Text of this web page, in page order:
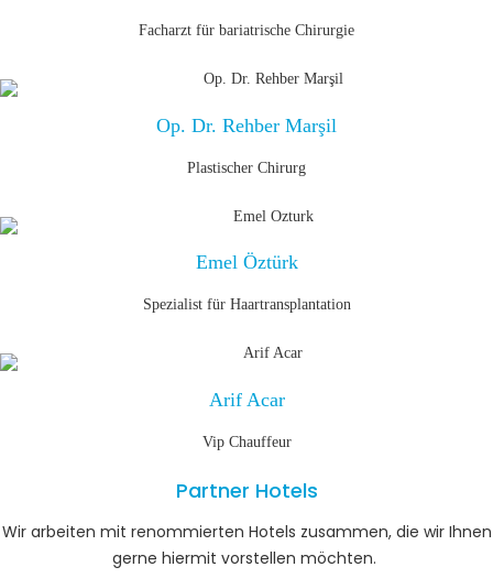
Facharzt für bariatrische Chirurgie
Op. Dr. Rehber Marşil
Plastischer Chirurg
Emel Öztürk
Spezialist für Haartransplantation
Arif Acar
Vip Chauffeur
Partner Hotels
Wir arbeiten mit renommierten Hotels zusammen, die wir Ihnen
gerne hiermit vorstellen möchten.